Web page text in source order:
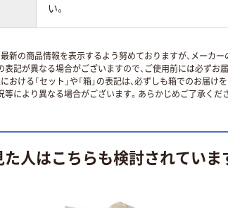
い。
新の商品情報を表示するよう努めておりますが、メーカー
記が異なる場合がございますので、ご使用前には必ず
おける「セット」や「箱」の表記は、必ずしも箱でのお届け
により異なる場合がございます。あらかじめご了承くださ
た人はこちらも検討されていま